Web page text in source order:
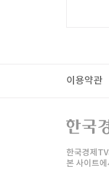
이용약관
패
한
한
한국경제
본 사이트